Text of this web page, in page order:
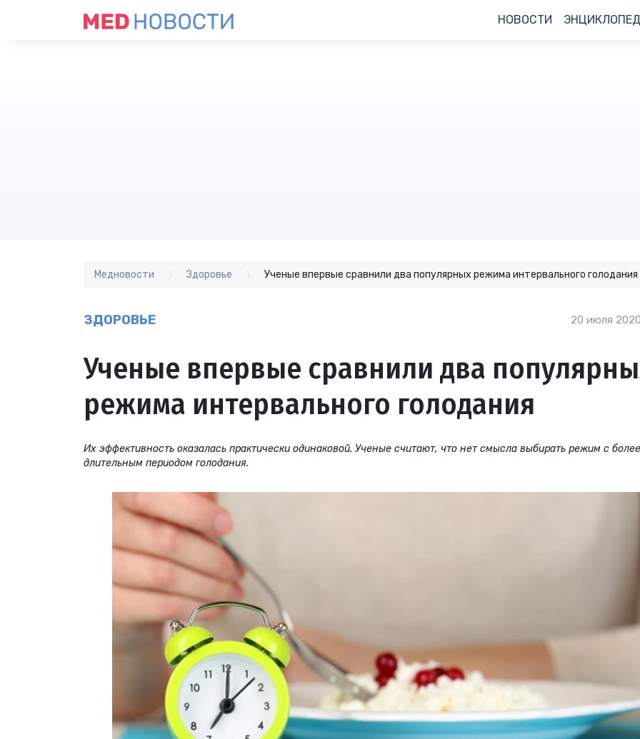
НОВОСТИ
Медновости Здоровье Ученые впервые сравнили два популярных режима интервального голодания
ЗДОРОВЬЕ 20 июля
Ученые впервые сравнили два
режима интервального голодания
Их эффективность оказалась практически одинаковой. Ученые считают, что нет смысла выбирать режим с более
длительным периодом голодания.